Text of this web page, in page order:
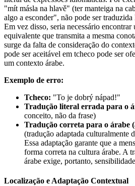
"mít másla na hlavě" (ter manteiga na
algo a esconder", não pode ser
Em vez disso, seria necessário encontrar
equivalente que transmita a mesma
surge da falta de consideração do
pode ser aceitável em tcheco pode ser
um contexto árabe.
Exemplo de erro:
Tcheco: "To je dobrý nápad!"
Tradução literal errada para o
conceito, não da frase)
Tradução correta para o árabe
(tradução adaptada culturalmente
Essa adaptação garante que a
forma correta na cultura árabe. A
árabe exige, portanto,
Localização e Adaptação Contextual